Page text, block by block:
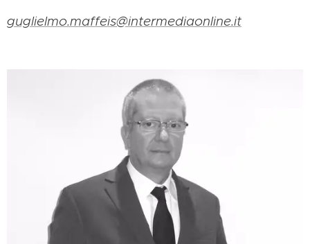
guglielmo.maffeis@intermediaonline.it